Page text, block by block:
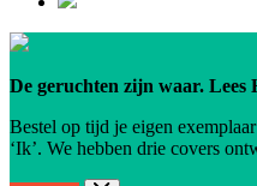
De geruchten zijn waar.
Bestel op tijd je eigen
‘Ik’. We hebben drie covers